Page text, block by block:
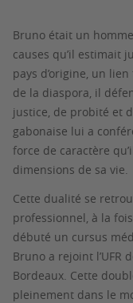
Bruno était un
causes qu’il estimait
pays d’origine, un
de la diaspora, il
justice, de probité et
gabonaise lui a
force de caractère
dimensions de sa vie.
Cette dualité se
professionnel, à la
débuté un cursus
Bruno a rejoint l’UFR
Bordeaux. Cette
pleinement dans le